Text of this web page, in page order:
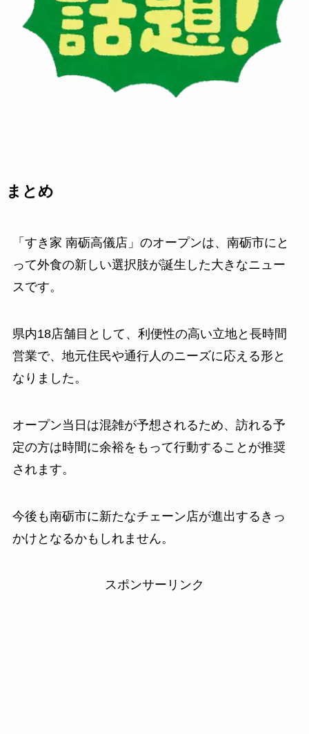
まとめ
「すき家 南砺高儀店」のオープンは、南砺市にと
って外食の新しい選択肢が誕生した大きなニュー
スです。
県内18店舗目として、利便性の高い立地と長時間
営業で、地元住民や通行人のニーズに応える形と
なりました。
オープン当日は混雑が予想されるため、訪れる予
定の方は時間に余裕をもって行動することが推奨
されます。
今後も南砺市に新たなチェーン店が進出するきっ
かけとなるかもしれません。
スポンサーリンク